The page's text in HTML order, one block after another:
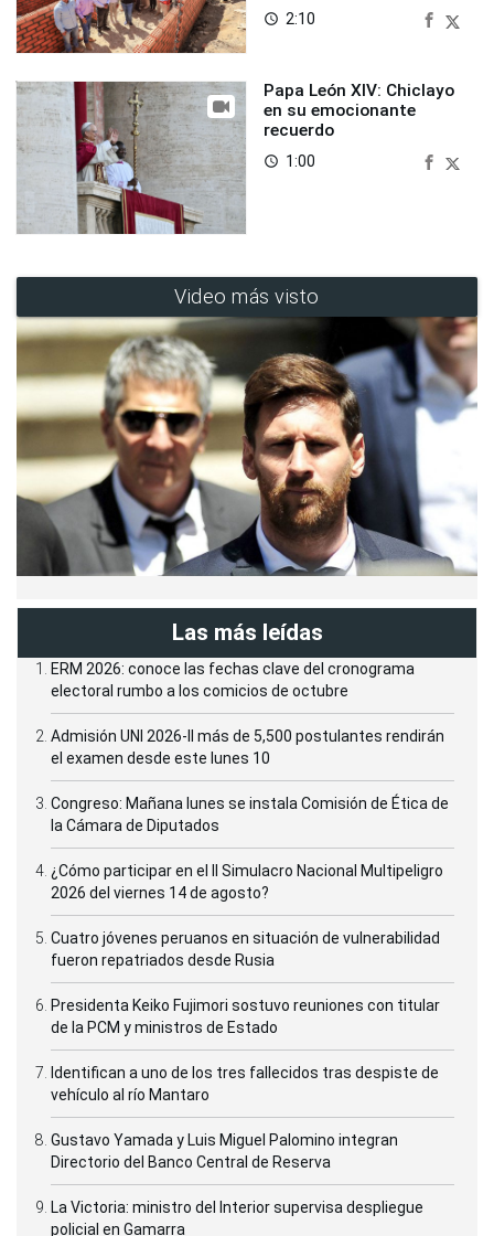
access_time 2:10
Papa León XIV: Chiclayo
en su emocionante
recuerdo
access_time 1:00
Video más visto
Las más leídas
ERM 2026: conoce las fechas clave del cronograma
electoral rumbo a los comicios de octubre
Admisión UNI 2026-II más de 5,500 postulantes rendirán
el examen desde este lunes 10
Congreso: Mañana lunes se instala Comisión de Ética de
la Cámara de Diputados
¿Cómo participar en el II Simulacro Nacional Multipeligro
2026 del viernes 14 de agosto?
Cuatro jóvenes peruanos en situación de vulnerabilidad
fueron repatriados desde Rusia
Presidenta Keiko Fujimori sostuvo reuniones con titular
de la PCM y ministros de Estado
Identifican a uno de los tres fallecidos tras despiste de
vehículo al río Mantaro
Gustavo Yamada y Luis Miguel Palomino integran
Directorio del Banco Central de Reserva
La Victoria: ministro del Interior supervisa despliegue
policial en Gamarra